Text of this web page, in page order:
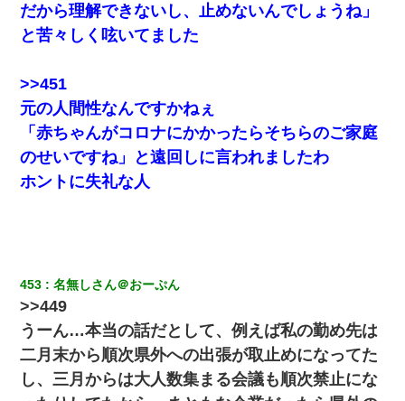
だから理解できないし、止めないんでしょうね」
と苦々しく呟いてました
>>451
元の人間性なんですかねぇ
「赤ちゃんがコロナにかかったらそちらのご家庭
のせいですね」と遠回しに言われましたわ
ホントに失礼な人
453 名無しさん＠おーぷん
>>449
うーん…本当の話だとして、例えば私の勤め先は
二月末から順次県外への出張が取止めになってた
し、三月からは大人数集まる会議も順次禁止にな